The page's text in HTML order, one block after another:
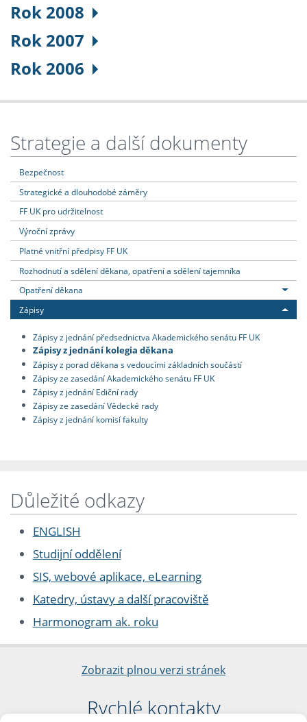
Rok 2008
Rok 2007
Rok 2006
Strategie a další dokumenty
Bezpečnost
Strategické a dlouhodobé záměry
FF UK pro udržitelnost
Výroční zprávy
Platné vnitřní předpisy FF UK
Rozhodnutí a sdělení děkana, opatření a sdělení tajemníka
Opatření děkana
Zápisy
Zápisy z jednání předsednictva Akademického senátu FF UK
Zápisy z jednání kolegia děkana
Zápisy z porad děkana s vedoucími základních součástí
Zápisy ze zasedání Akademického senátu FF UK
Zápisy z jednání Ediční rady
Zápisy ze zasedání Vědecké rady
Zápisy z jednání komisí fakulty
Důležité odkazy
ENGLISH
Studijní oddělení
SIS, webové aplikace, eLearning
Katedry, ústavy a další pracoviště
Harmonogram ak. roku
Zobrazit plnou verzi stránek
Rychlé kontakty